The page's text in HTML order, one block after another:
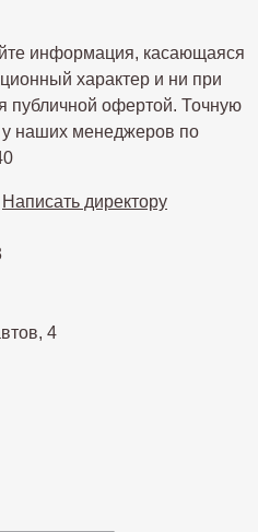
информация, касающаяся
характер и ни при
публичной офертой. Точную
у наших менеджеров по
Написать директору
4